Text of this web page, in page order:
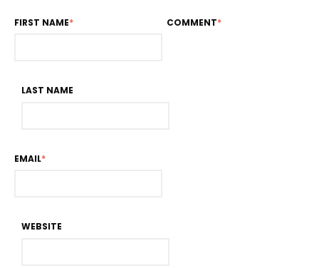
FIRST NAME*
LAST NAME
EMAIL*
WEBSITE
COMMENT*